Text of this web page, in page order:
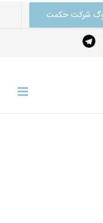
شرکت حکمت
Telegram